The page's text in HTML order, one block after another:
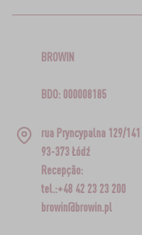
BROWIN
BDO: 000008185
rua Pryncypalna 129/141
93-373 Łódź
Recepção:
tel.:+48 42 23 23 200
browin@browin.pl